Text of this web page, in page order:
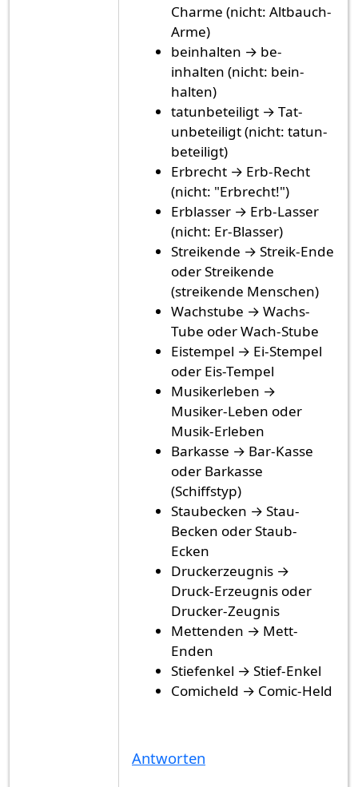
Charme (nicht: Altbauch-
Arme)
beinhalten → be-
inhalten (nicht: bein-
halten)
tatunbeteiligt → Tat-
unbeteiligt (nicht: tatun-
beteiligt)
Erbrecht → Erb-Recht
(nicht: "Erbrecht!")
Erblasser → Erb-Lasser
(nicht: Er-Blasser)
Streikende → Streik-Ende
oder Streikende
(streikende Menschen)
Wachstube → Wachs-
Tube oder Wach-Stube
Eistempel → Ei-Stempel
oder Eis-Tempel
Musikerleben →
Musiker-Leben oder
Musik-Erleben
Barkasse → Bar-Kasse
oder Barkasse
(Schiffstyp)
Staubecken → Stau-
Becken oder Staub-
Ecken
Druckerzeugnis →
Druck-Erzeugnis oder
Drucker-Zeugnis
Mettenden → Mett-
Enden
Stiefenkel → Stief-Enkel
Comicheld → Comic-Held
Antworten